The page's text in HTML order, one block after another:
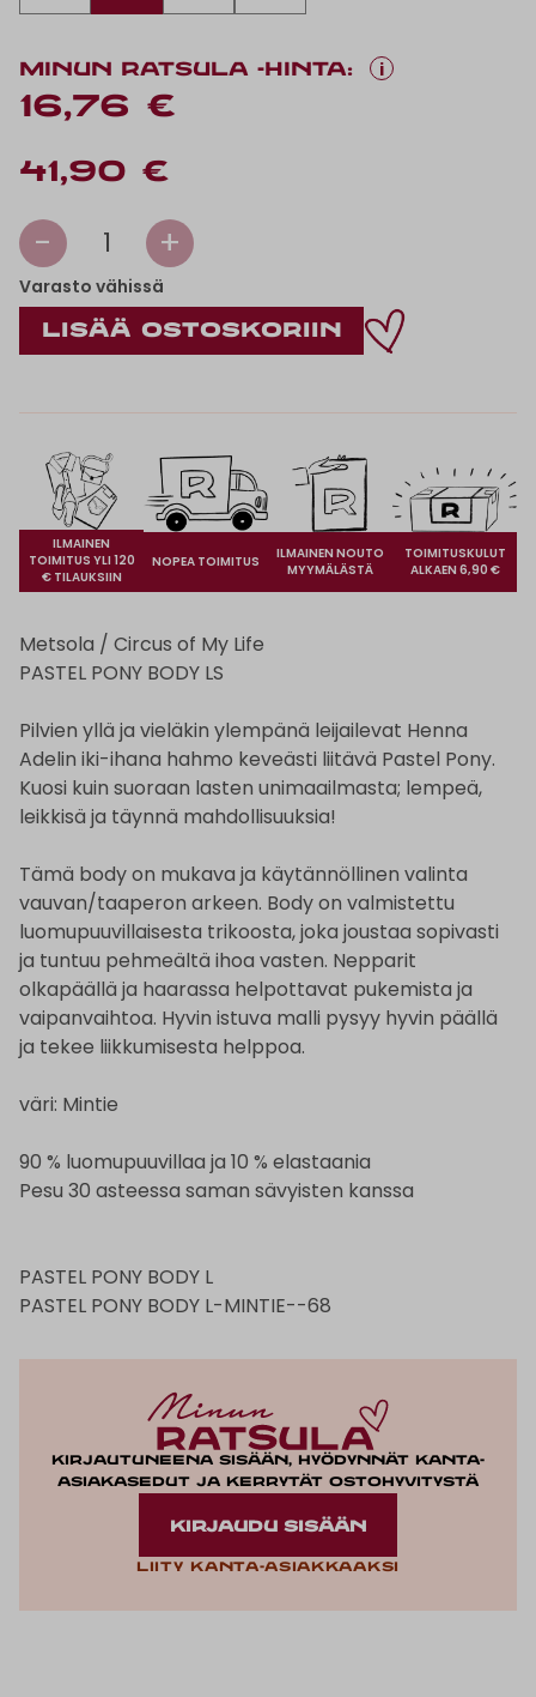
MINUN RATSULA -HINTA: i
16,76 €
41,90 €
- 1 +
Varasto vähissä
ILMAINEN
TOIMITUS YLI 120
€ TILAUKSIIN
NOPEA TOIMITUS
ILMAINEN NOUTO
MYYMÄLÄSTÄ
TOIMITUSKULUT
ALKAEN 6,90 €
Metsola / Circus of My Life
PASTEL PONY BODY LS
Pilvien yllä ja vieläkin ylempänä leijailevat Henna
Adelin iki-ihana hahmo keveästi liitävä Pastel Pony.
Kuosi kuin suoraan lasten unimaailmasta; lempeä,
leikkisä ja täynnä mahdollisuuksia!
Tämä body on mukava ja käytännöllinen valinta
vauvan/taaperon arkeen. Body on valmistettu
luomupuuvillaisesta trikoosta, joka joustaa sopivasti
ja tuntuu pehmeältä ihoa vasten. Nepparit
olkapäällä ja haarassa helpottavat pukemista ja
vaipanvaihtoa. Hyvin istuva malli pysyy hyvin päällä
ja tekee liikkumisesta helppoa.
väri: Mintie
90 % luomupuuvillaa ja 10 % elastaania
Pesu 30 asteessa saman sävyisten kanssa
PASTEL PONY BODY L
PASTEL PONY BODY L-MINTIE--68
Kirjautuneena sisään, hyödynnät kanta-
asiakasedut ja kerrytät ostohyvitystä
KIRJAUDU SISÄÄN
Liity kanta-asiakkaaksi